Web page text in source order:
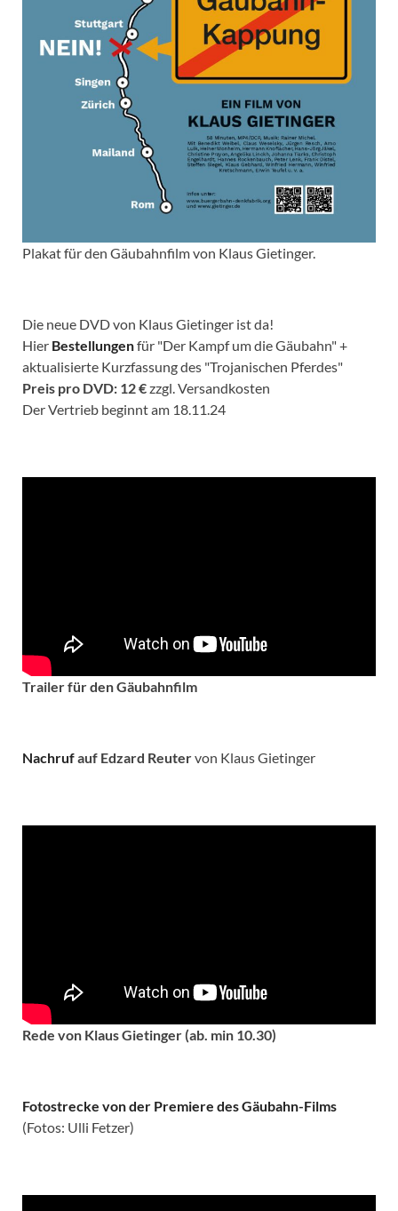
Plakat für den Gäubahnfilm von Klaus Gietinger.
Die neue DVD von Klaus Gietinger ist da!
Hier Bestellungenfür "Der Kampf um die Gäubahn" +
aktualisierte Kurzfassung des "Trojanischen Pferdes"
Preis pro DVD: 12 €zzgl. Versandkosten
Der Vertrieb beginnt am 18.11.24
Trailer für den Gäubahnfilm
Nachrufauf Edzard Reutervon Klaus Gietinger
Rede von Klaus Gietinger (ab. min 10.30)
Fotostrecke von der Premiere des Gäubahn-Films
(Fotos: Ulli Fetzer)